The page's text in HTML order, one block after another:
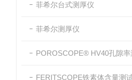
菲希尔台式测厚仪
菲希尔测厚仪
POROSCOPE® HV40孔隙率
FERITSCOPE铁素体含量测